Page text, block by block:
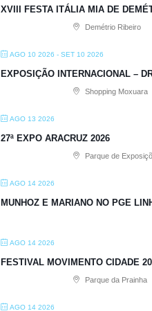
XVIII FESTA ITÁLIA MIA DE
Demétrio Ribeiro
AGO 10 2026 - SET 10 2026
EXPOSIÇÃO INTERNACIONAL –
Shopping Moxuara
AGO 13 2026
27ª EXPO ARACRUZ 2026
Parque de
AGO 14 2026
MUNHOZ E MARIANO NO PGE
AGO 14 2026
FESTIVAL MOVIMENTO CIDADE
Parque da Prainha
AGO 14 2026